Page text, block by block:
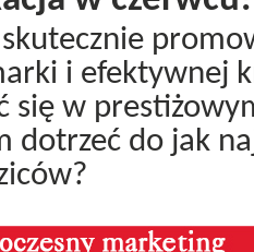
skutecznie
i efektywnej
się w
dotrzeć do jak